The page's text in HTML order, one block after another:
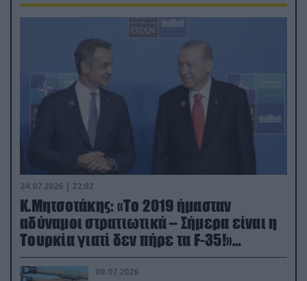
24.07.2026 | 22:02
Κ.Μητσοτάκης: «Το 2019 ήμασταν
αδύναμοι στρατιωτικά – Σήμερα είναι η
Τουρκία γιατί δεν πήρε τα F-35!»
(βίντεο)
09.07.2026